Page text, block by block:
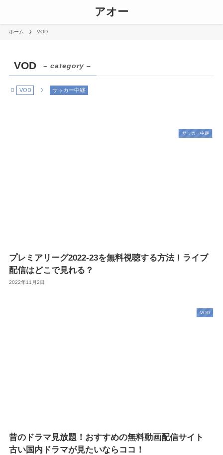
アオー
ホーム VOD
VOD – category –
VOD サッカー中継
サッカー中継
プレミアリーグ2022-23を無料視聴する方法！ライブ
配信はどこで見れる？
2022年11月2日
VOD
昔のドラマ見放題！おすすめの無料動画配信サイト
古い国内ドラマが見たいならココ！